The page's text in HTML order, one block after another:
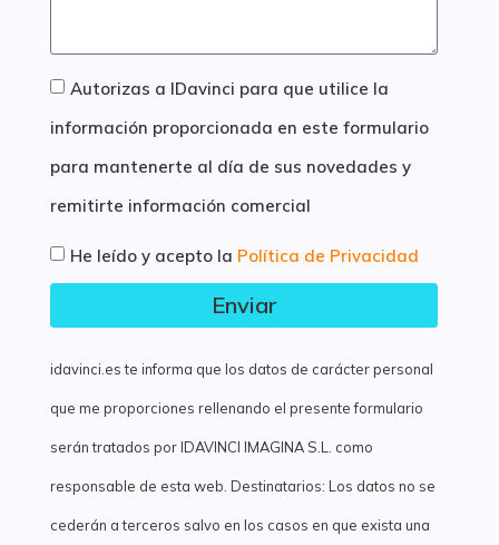
Autorizas a IDavinci para que utilice la
información proporcionada en este formulario
para mantenerte al día de sus novedades y
remitirte información comercial
He leído y acepto la Política de Privacidad
Enviar
idavinci.es te informa que los datos de carácter personal
que me proporciones rellenando el presente formulario
serán tratados por IDAVINCI IMAGINA S.L. como
responsable de esta web. Destinatarios: Los datos no se
cederán a terceros salvo en los casos en que exista una